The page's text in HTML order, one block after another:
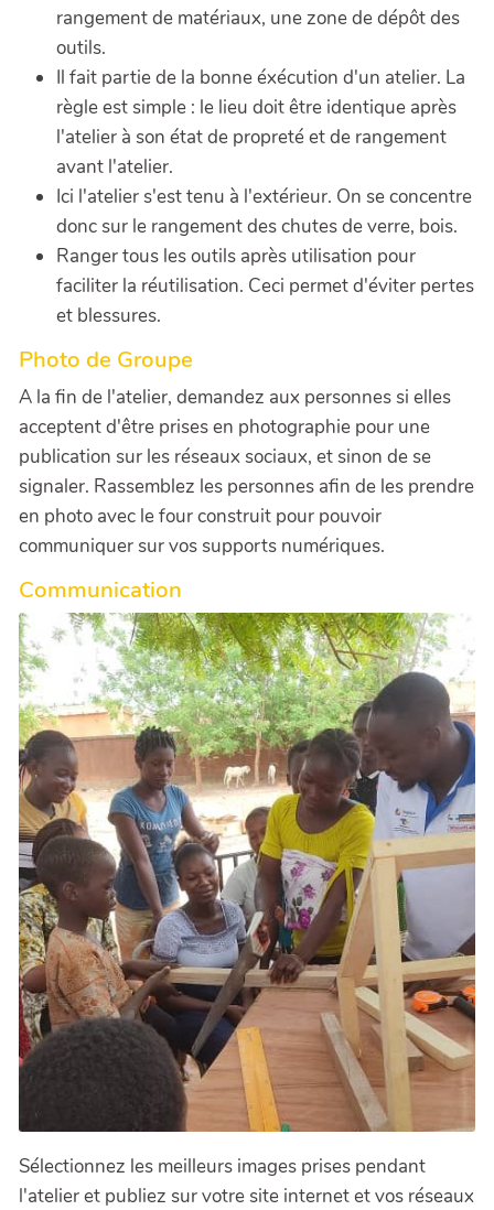
rangement de matériaux, une zone de dépôt des
outils.
Il fait partie de la bonne éxécution d'un atelier. La
règle est simple : le lieu doit être identique après
l'atelier à son état de propreté et de rangement
avant l'atelier.
Ici l'atelier s'est tenu à l'extérieur. On se concentre
donc sur le rangement des chutes de verre, bois.
Ranger tous les outils après utilisation pour
faciliter la réutilisation. Ceci permet d'éviter pertes
et blessures.
Photo de Groupe
A la fin de l'atelier, demandez aux personnes si elles
acceptent d'être prises en photographie pour une
publication sur les réseaux sociaux, et sinon de se
signaler. Rassemblez les personnes afin de les prendre
en photo avec le four construit pour pouvoir
communiquer sur vos supports numériques.
Communication
Sélectionnez les meilleurs images prises pendant
l'atelier et publiez sur votre site internet et vos réseaux